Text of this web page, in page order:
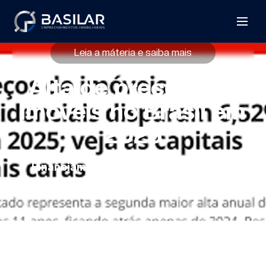
Leia a máteria e saiba mais
Alta de preços dos
imóveis no Brasil em
2025
Financiamento e compra de imóveis